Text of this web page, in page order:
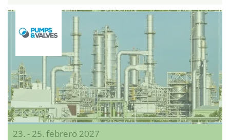
23. - 25. febrero 2027